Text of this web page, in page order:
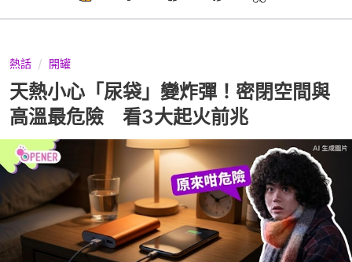
熱話 開罐
天熱小心「尿袋」變炸彈！密閉空間與
高溫最危險 看3大起火前兆